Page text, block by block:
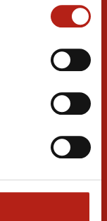
en
Inschrijven voor
korting